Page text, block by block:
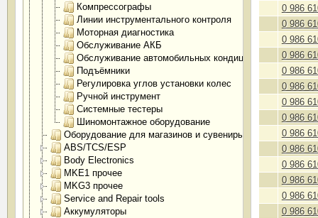
Компрессографы
Линии инструментального контроля
Моторная диагностика
Обслуживание АКБ
Обслуживание автомобильных кондиционеров
Подъёмники
Регулировка углов установки колес
Ручной инструмент
Системные тестеры
Шиномонтажное оборудование
Оборудование для магазинов и сувениры
ABS/TCS/ESP
Body Electronics
MKE1 прочее
MKG3 прочее
Service and Repair tools
Аккумуляторы
0 986
0 986
0 986
0 986
0 986
0 986
0 986
0 986
0 986
0 986
0 986
0 986
0 986
0 986